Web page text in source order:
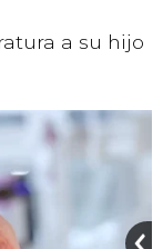
a su hijo